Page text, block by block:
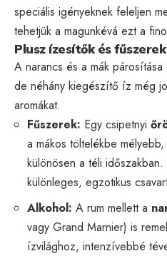
speciális igényeknek feleljen
tehetjük a magunkévá ezt a
Plusz ízesítők és fűszerek
A narancs és a mák
de néhány kiegészítő íz még
aromákat.
Fűszerek: Egy csipetnyi
a mákos töltelékbe
különösen a téli időszakban.
különleges, egzotikus
Alkohol: A rum mellett a
vagy Grand Marnier) is
ízvilághoz, intenzívebbé